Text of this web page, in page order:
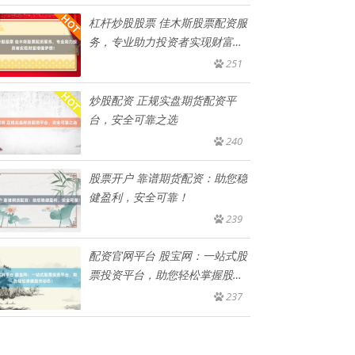
杠杆炒股股票 佳木斯股票配资服
务，专业助力投资者实现财富增
251
炒股配资 正规实盘期货配资平
台，安全可靠之选
240
股票开户 靠谱期货配资：助您稳
健盈利，安全可靠！
239
配资官网平台 股宝网：一站式股
票投资平台，助您轻松掌握股市
237